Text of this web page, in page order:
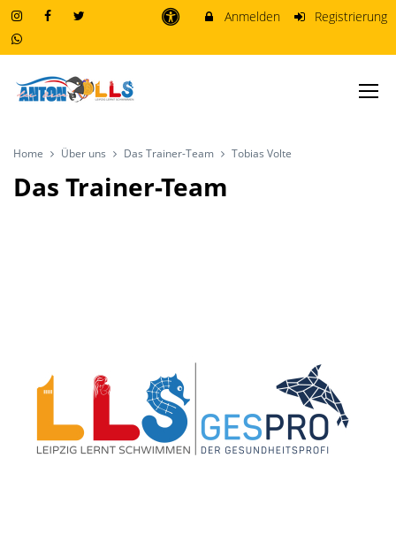
Anmelden Registrierung
Home Über uns Das Trainer-Team Tobias Volte
Das Trainer-Team